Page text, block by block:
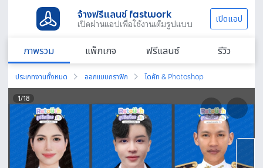
จ้างฟรีแลนซ์ fastwork
เปิดผ่านแอปเพื่อใช้งานเต็มรูปแบบ เปิดแอป
ภาพรวม แพ็กเกจ ฟรีแลนซ์ รีวิว
ประเภทงานทั้งหมด ออกแบบกราฟิก ไดคัท & Photoshop
1/18